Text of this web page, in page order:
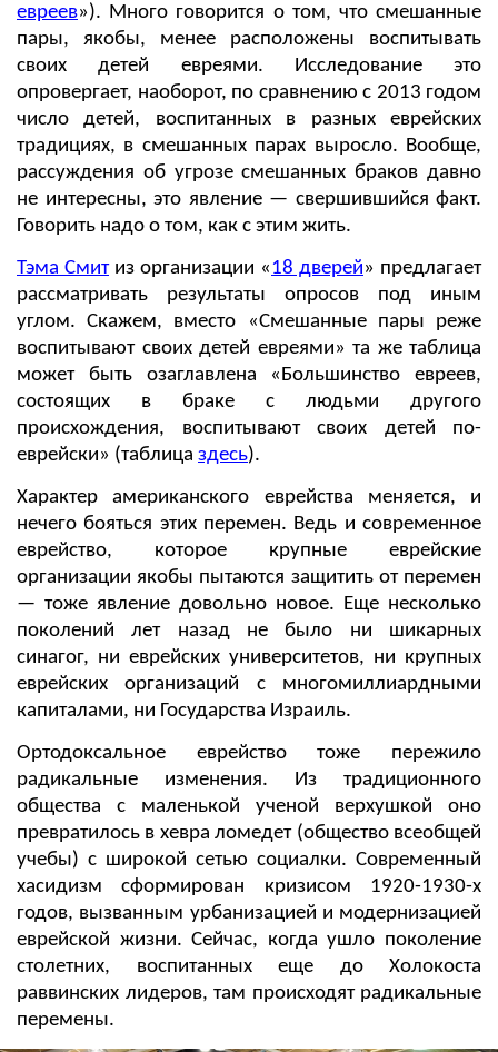
евреев»). Много говорится о том, что смешанные
пары, якобы, менее расположены воспитывать
своих детей евреями. Исследование это
опровергает, наоборот, по сравнению с 2013 годом
число детей, воспитанных в разных еврейских
традициях, в смешанных парах выросло. Вообще,
рассуждения об угрозе смешанных браков давно
не интересны, это явление — свершившийся факт.
Говорить надо о том, как с этим жить.
Тэма Смитиз организации «18 дверей» предлагает
рассматривать результаты опросов под иным
углом. Скажем, вместо «Смешанные пары реже
воспитывают своих детей евреями» та же таблица
может быть озаглавлена «Большинство евреев,
состоящих в браке с людьми другого
происхождения, воспитывают своих детей по-
еврейски» (таблица здесь).
Характер американского еврейства меняется, и
нечего бояться этих перемен. Ведь и современное
еврейство, которое крупные еврейские
организации якобы пытаются защитить от перемен
— тоже явление довольно новое. Еще несколько
поколений лет назад не было ни шикарных
синагог, ни еврейских университетов, ни крупных
еврейских организаций с многомиллиардными
капиталами, ни Государства Израиль.
Ортодоксальное еврейство тоже пережило
радикальные изменения. Из традиционного
общества с маленькой ученой верхушкой оно
превратилось в хевра ломедет (общество всеобщей
учебы) с широкой сетью социалки. Современный
хасидизм сформирован кризисом 1920-1930-х
годов, вызванным урбанизацией и модернизацией
еврейской жизни. Сейчас, когда ушло поколение
столетних, воспитанных еще до Холокоста
раввинских лидеров, там происходят радикальные
перемены.